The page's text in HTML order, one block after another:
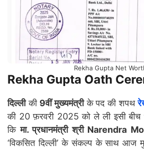
Rekha Gupta Net
Rekha Gupta Oath
दिल्लीकी 9वीं मुख्यमंत्रीके पद की शपथ
की 20 फ़रवरी 2025 को ले ली इसी बीच
किमा. प्रधानमंत्री श्री Narendra
‘विकसित दिल्ली’ के संकल्प के साथ आज